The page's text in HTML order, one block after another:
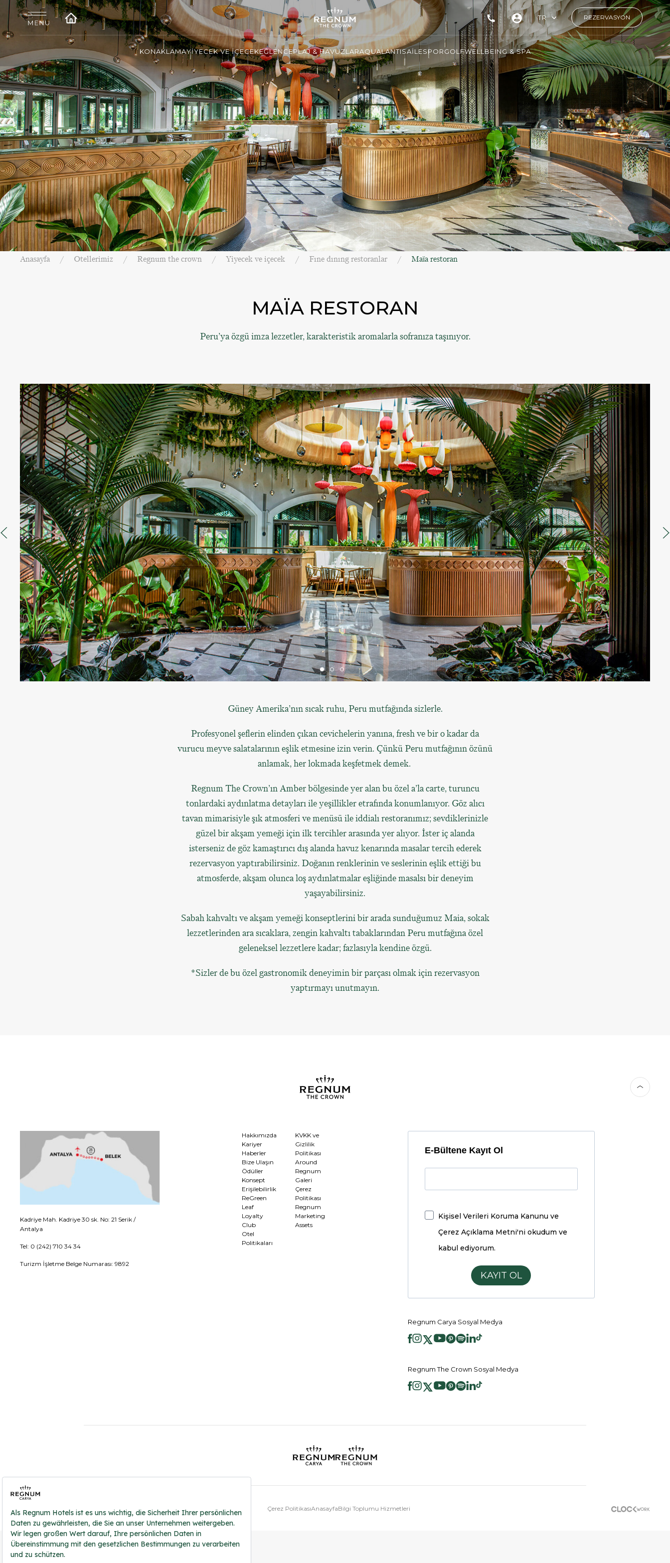
TR REZERVASYON
KONAKLAMAYİYECEK VE İÇECEKEĞLENCEPLAJ & HAVUZLARAQUALANTISAİLESPORGOLFWELLBEING & SPA
Anasayfa Otellerimiz Regnum the crown Yiyecek ve içecek Fıne dınıng restoranlar Maïa restoran
MAÏA RESTORAN
Peru’ya özgü imza lezzetler, karakteristik aromalarla sofranıza taşınıyor.
Güney Amerika’nın sıcak ruhu, Peru mutfağında sizlerle.
Profesyonel şeflerin elinden çıkan cevichelerin yanına, fresh ve bir o kadar da
vurucu meyve salatalarının eşlik etmesine izin verin. Çünkü Peru mutfağının özünü
anlamak, her lokmada keşfetmek demek.
Regnum The Crown’ın Amber bölgesinde yer alan bu özel a’la carte, turuncu
tonlardaki aydınlatma detayları ile yeşillikler etrafında konumlanıyor. Göz alıcı
tavan mimarisiyle şık atmosferi ve menüsü ile iddialı restoranımız; sevdiklerinizle
güzel bir akşam yemeği için ilk tercihler arasında yer alıyor. İster iç alanda
isterseniz de göz kamaştırıcı dış alanda havuz kenarında masalar tercih ederek
rezervasyon yaptırabilirsiniz. Doğanın renklerinin ve seslerinin eşlik ettiği bu
atmosferde, akşam olunca loş aydınlatmalar eşliğinde masalsı bir deneyim
yaşayabilirsiniz.
Sabah kahvaltı ve akşam yemeği konseptlerini bir arada sunduğumuz Maia, sokak
lezzetlerinden ara sıcaklara, zengin kahvaltı tabaklarından Peru mutfağına özel
geleneksel lezzetlere kadar; fazlasıyla kendine özgü.
*Sizler de bu özel gastronomik deneyimin bir parçası olmak için rezervasyon
yaptırmayı unutmayın.
Kadriye Mah. Kadriye 30 sk. No: 21 Serik /
Antalya
Tel: 0 (242) 710 34 34
Turizm İşletme Belge Numarası: 9892
Hakkımızda
Kariyer
Haberler
Bize Ulaşın
Ödüller
Konsept
Erişilebilirlik
ReGreen
Leaf
Loyalty
Club
Otel
Politikaları
KVKK ve
Gizlilik
Politikası
Around
Regnum
Galeri
Çerez
Politikası
Regnum
Marketing
Assets
E-Bültene Kayıt Ol
Kişisel Verileri Koruma Kanunu ve
Çerez Açıklama Metni'ni okudum ve
kabul ediyorum.
KAYIT OL
Regnum Carya Sosyal Medya
Regnum The Crown Sosyal Medya
2026 ® Regnum Hotels. Tüm hakları saklıdır. Çerez PolitikasıAnasayfaBilgi Toplumu Hizmetleri